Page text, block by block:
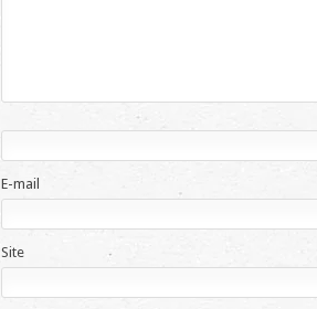
E-mail
Site